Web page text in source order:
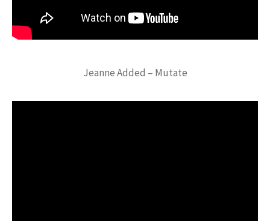
Jeanne Added – Mutate